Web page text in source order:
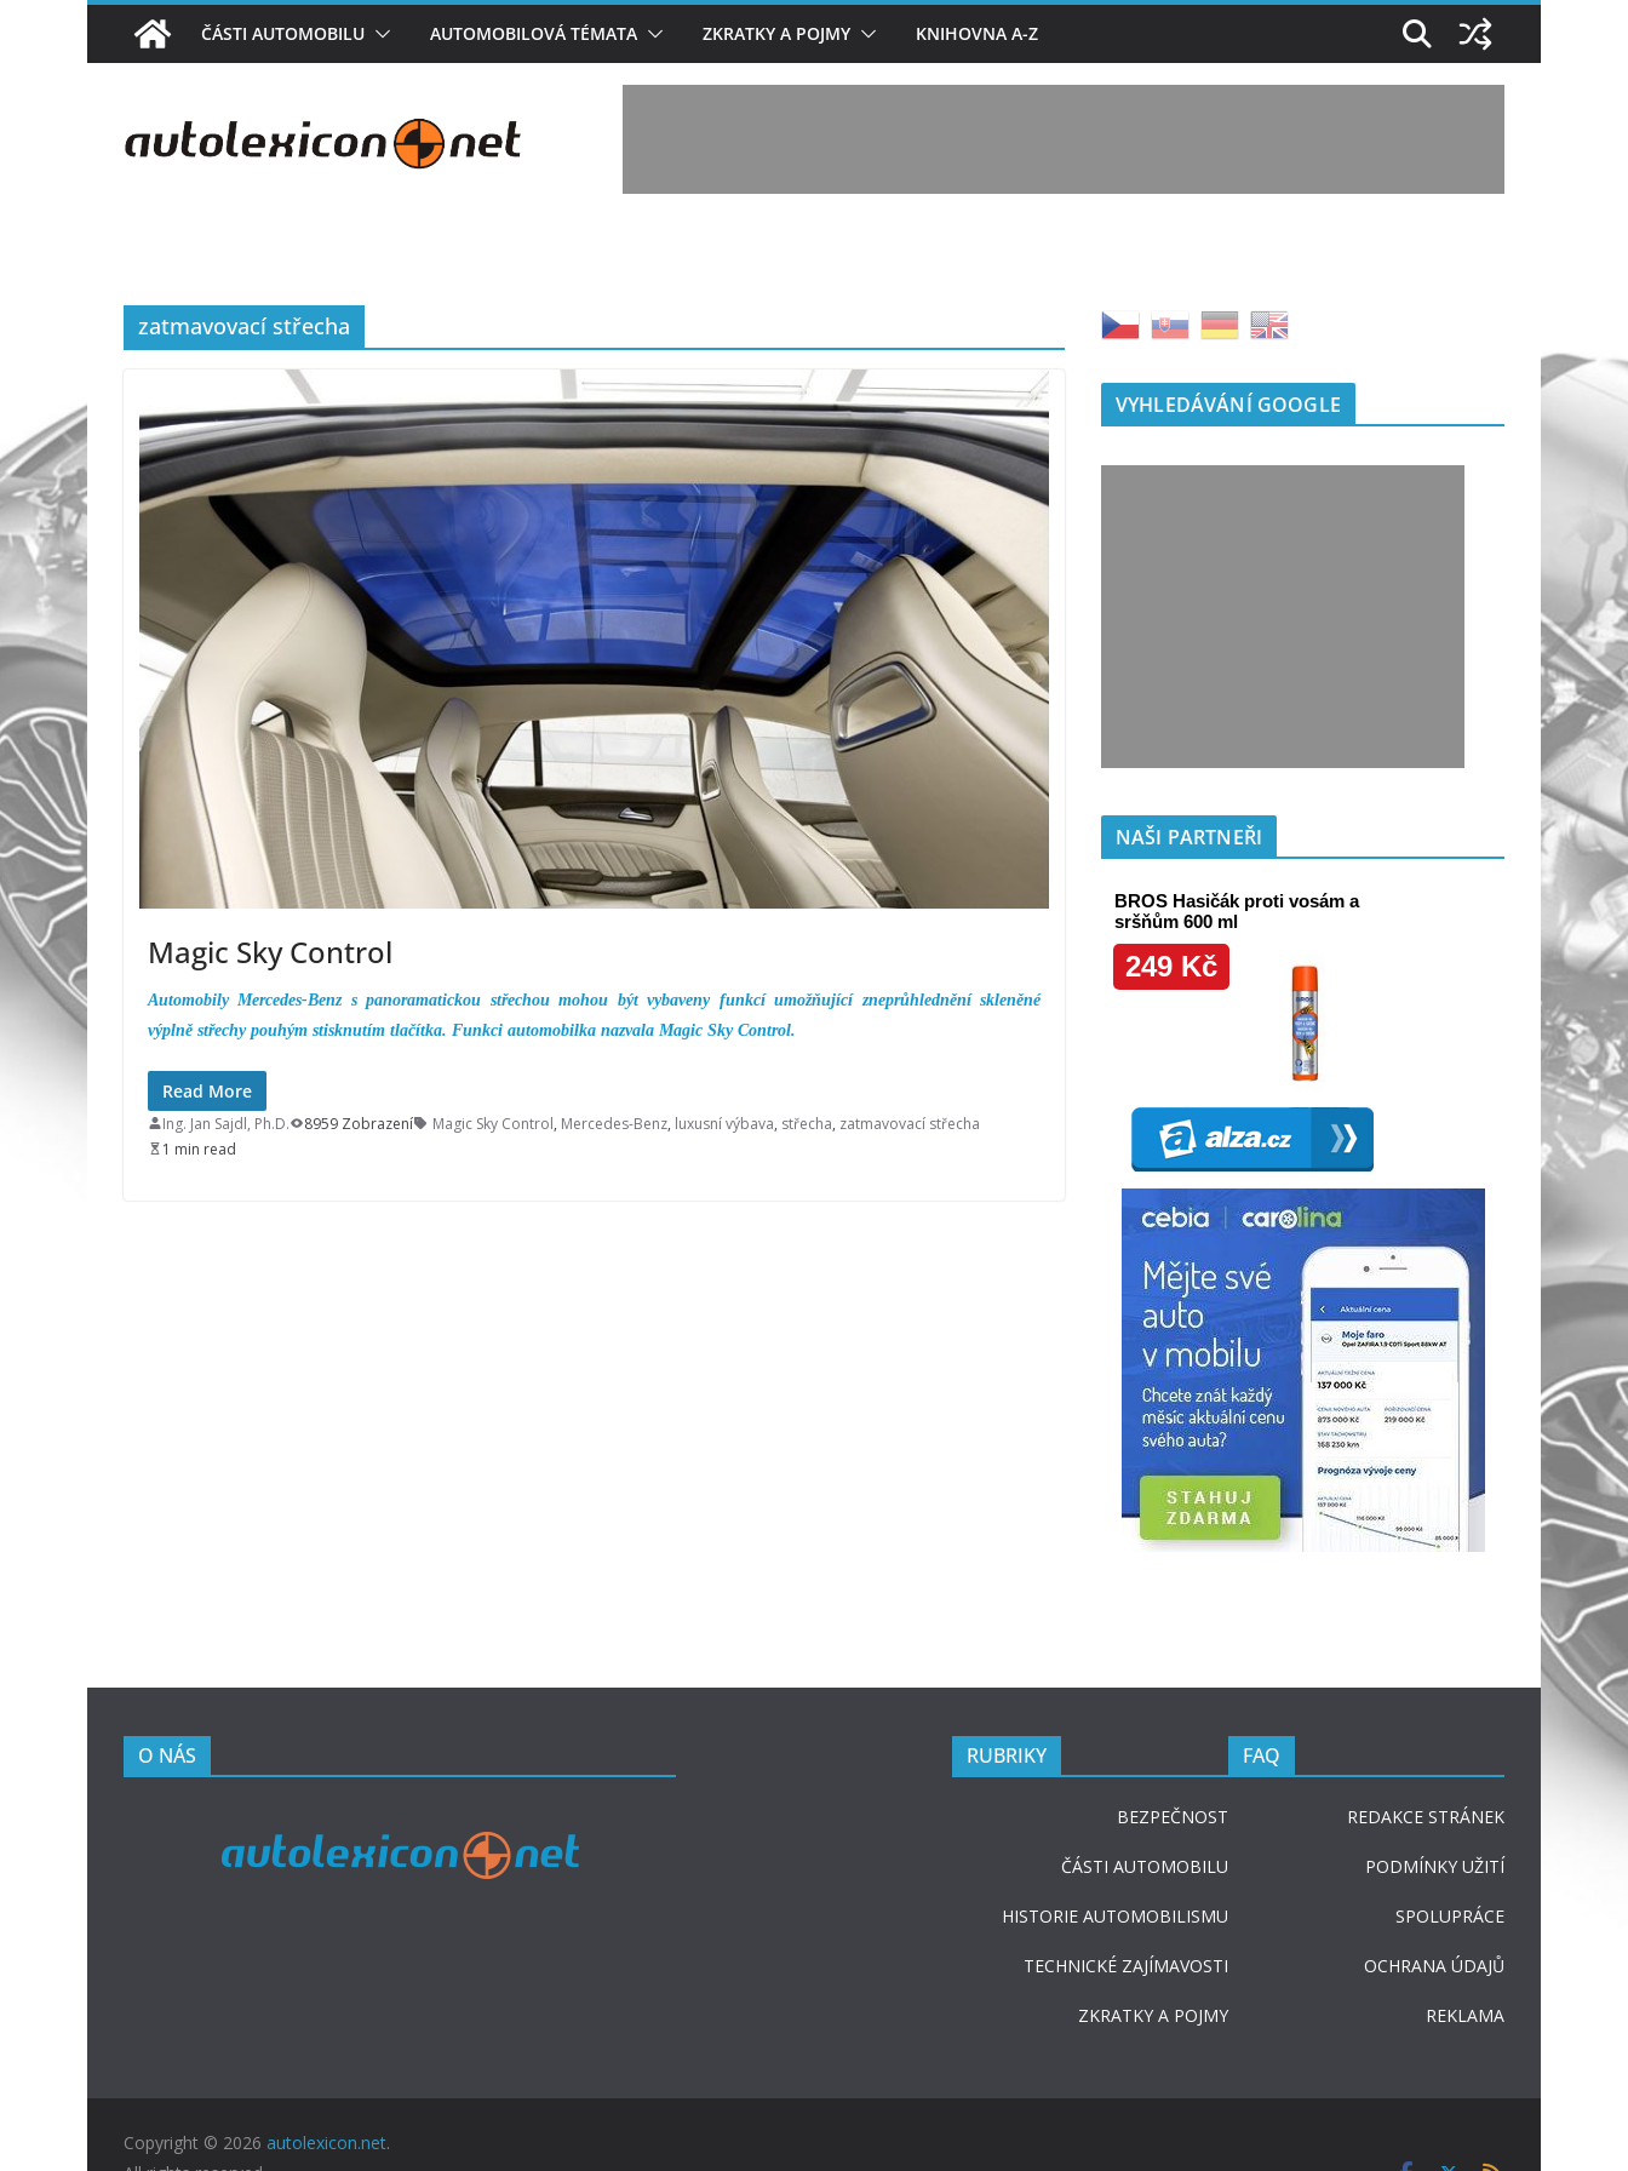
Přeskočit
na
ČÁSTI AUTOMOBILU AUTOMOBILOVÁ TÉMATA ZKRATKY A POJMY KNIHOVNA A-Z
zatmavovací střecha
Magic Sky Control
Automobily Mercedes-Benz s panoramatickou střechou mohou být vybaveny funkcí umožňující zneprůhlednění skleněné
výplně střechy pouhým stisknutím tlačítka. Funkci automobilka nazvala Magic Sky Control.
Read More
Ing. Jan Sajdl, Ph.D. 8959 Zobrazení Magic Sky Control, Mercedes-Benz, luxusní výbava, střecha, zatmavovací střecha
1 min read
VYHLEDÁVÁNÍ GOOGLE
NAŠI PARTNEŘI
O NÁS RUBRIKY
BEZPEČNOST
ČÁSTI AUTOMOBILU
HISTORIE AUTOMOBILISMU
TECHNICKÉ ZAJÍMAVOSTI
ZKRATKY A POJMY
FAQ
REDAKCE STRÁNEK
PODMÍNKY UŽITÍ
SPOLUPRÁCE
OCHRANA ÚDAJŮ
REKLAMA
Copyright © 2026 autolexicon.net.